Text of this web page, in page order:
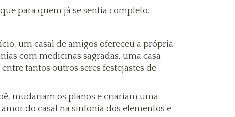
para quem já se sentia completo.
um casal de amigos ofereceu a própria
com medicinas sagradas, uma casa
tantos outros seres festejastes de
mudariam os planos e criariam uma
do casal na sintonia dos elementos e